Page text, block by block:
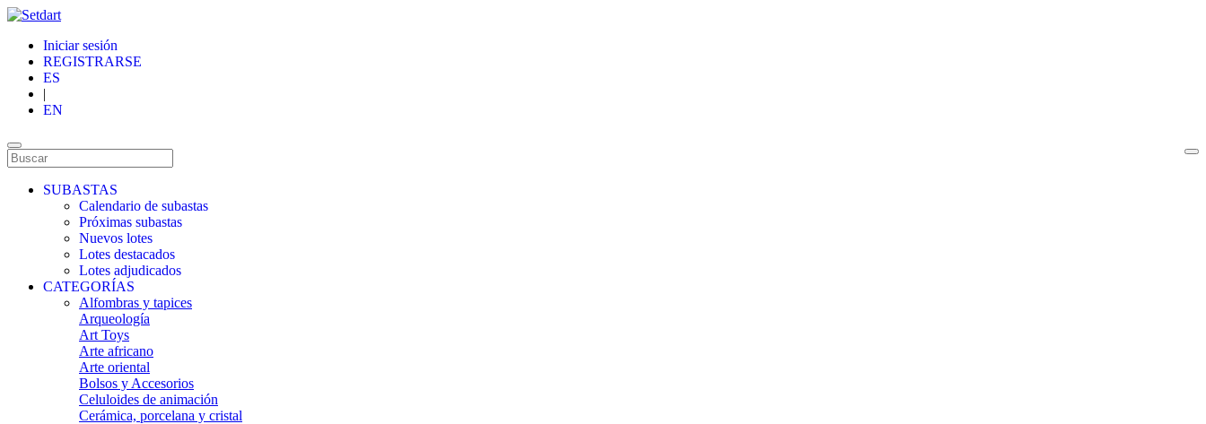
Iniciar sesión
REGISTRARSE
ES
|
EN
SUBASTAS
Calendario de subastas
Próximas subastas
Nuevos lotes
Lotes destacados
Lotes adjudicados
CATEGORÍAS
Alfombras y tapices
Arqueología
Art Toys
Arte africano
Arte oriental
Bolsos y Accesorios
Celuloides de animación
Cerámica, porcelana y cristal